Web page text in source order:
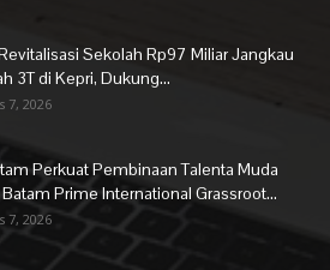
Sekolah Rp97 Miliar Jangkau
3T di Kepri, Dukung...
7, 2026
Perkuat Pembinaan Talenta Muda
Prime International Grassroot...
7, 2026